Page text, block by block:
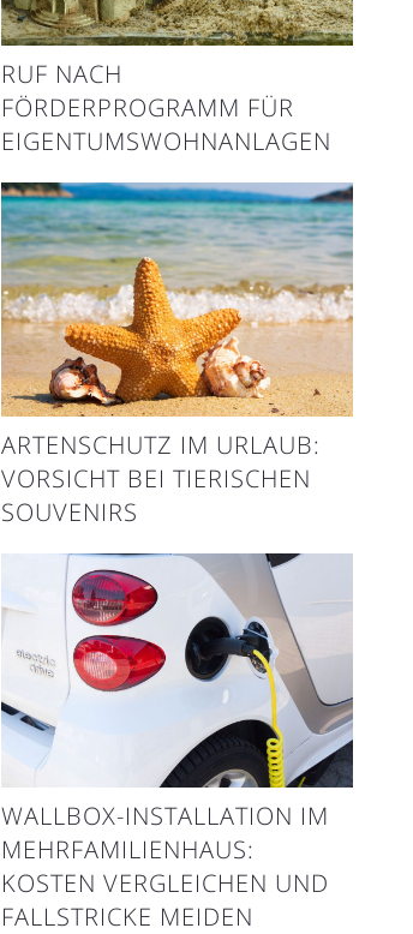
RUF NACH
FÖRDERPROGRAMM FÜR
EIGENTUMSWOHNANLAGEN
ARTENSCHUTZ IM URLAUB:
VORSICHT BEI TIERISCHEN
SOUVENIRS
WALLBOX-INSTALLATION IM
MEHRFAMILIENHAUS:
KOSTEN VERGLEICHEN UND
FALLSTRICKE MEIDEN